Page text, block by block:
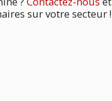
sur votre secteur !